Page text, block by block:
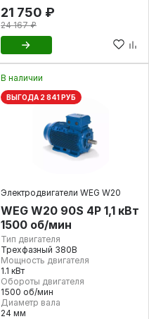
21 750 ₽
24 167 ₽
В наличии
ВЫГОДА 2 841 РУБ
Электродвигатели WEG W20
WEG W20 90S 4P 1,1 кВт
1500 об/мин
Тип двигателя
Трехфазный 380В
Мощность двигателя
1.1 кВт
Обороты двигателя
1500 об/мин
Диаметр вала
24 мм